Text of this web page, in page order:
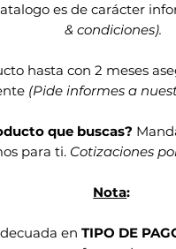
es de carácter
& condiciones).
hasta con 2 meses
(Pide informes a
que buscas?
para ti. Cotizaciones
Nota:
en TIPO DE